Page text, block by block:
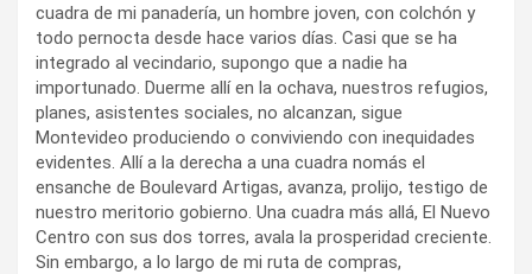
cuadra de mi panadería, un hombre joven, con colchón y
todo pernocta desde hace varios días. Casi que se ha
integrado al vecindario, supongo que a nadie ha
importunado. Duerme allí en la ochava, nuestros refugios,
planes, asistentes sociales, no alcanzan, sigue
Montevideo produciendo o conviviendo con inequidades
evidentes. Allí a la derecha a una cuadra nomás el
ensanche de Boulevard Artigas, avanza, prolijo, testigo de
nuestro meritorio gobierno. Una cuadra más allá, El Nuevo
Centro con sus dos torres, avala la prosperidad creciente.
Sin embargo, a lo largo de mi ruta de compras,